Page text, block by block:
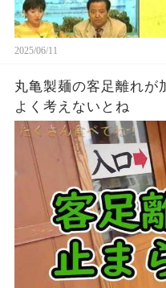
2025/06/11
丸亀製麺の客足離れ
よく考えないとね